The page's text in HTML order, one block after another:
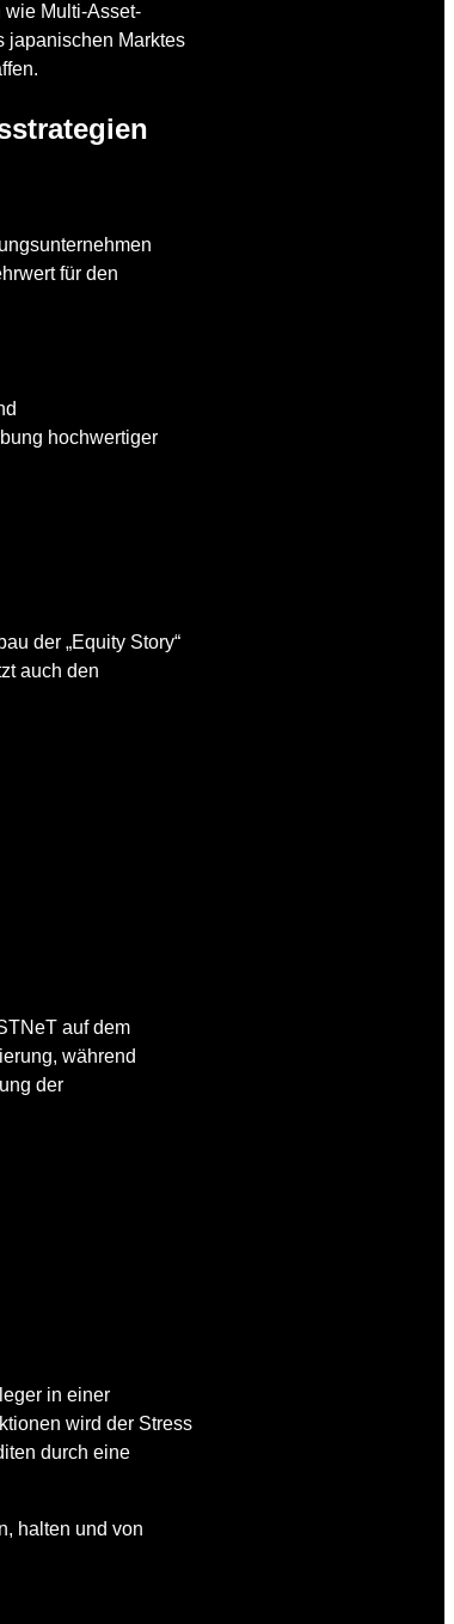
wie Multi-Asset-
japanischen Marktes
für den
hochwertiger
der „Equity Story“
auch den
auf dem
während
der
in einer
wird der Stress
durch eine
halten und von